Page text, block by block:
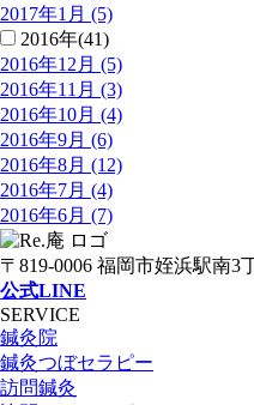
2017年1月 (5)
2016年(41)
2016年12月 (5)
2016年11月 (3)
2016年10月 (4)
2016年9月 (6)
2016年8月 (12)
2016年7月 (4)
2016年6月 (7)
〒819-0006 福岡市姪浜駅南3
公式LINE
SERVICE
鍼灸院
鍼灸つぼセラピー
訪問鍼灸